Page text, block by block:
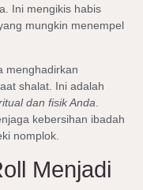
Ini mengikis habis
mungkin menempel
menghadirkan
shalat. Ini adalah
dan fisik Anda.
kebersihan ibadah
nomplok.
Menjadi